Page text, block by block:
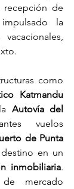
de
la
Katmandu
Autovía del
vuelos
de Punta
inmobiliaria.
mercado